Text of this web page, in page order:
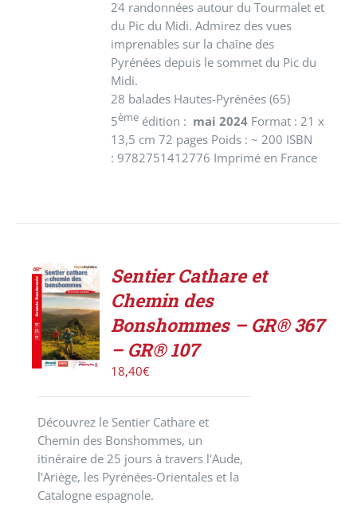
24 randonnées autour du Tourmalet et
du Pic du Midi. Admirez des vues
imprenables sur la chaîne des
Pyrénées depuis le sommet du Pic du
Midi.
28 balades Hautes-Pyrénées (65)
5ème édition : mai 2024 Format : 21 x
13,5 cm 72 pages Poids : ~ 200 ISBN
: 9782751412776 Imprimé en France
ACHETER
LE
PRODUIT
/
DÉTAILS
Sentier Cathare et
Chemin des
Bonshommes – GR® 367
– GR® 107
18,40€
Découvrez le Sentier Cathare et
Chemin des Bonshommes, un
itinéraire de 25 jours à travers l'Aude,
l'Ariège, les Pyrénées-Orientales et la
Catalogne espagnole.